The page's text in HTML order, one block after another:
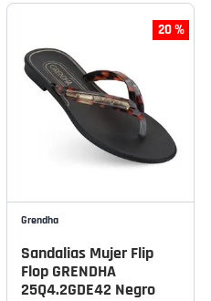
20 %
Grendha
Sandalias Mujer Flip
Flop GRENDHA
25Q4.2GDE42 Negro